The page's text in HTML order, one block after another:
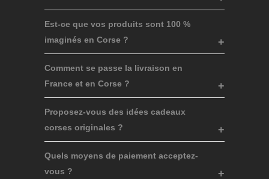
Est-ce que vos produits sont 100 %
imaginés en Corse ?
Comment se passe la livraison en
France et en Corse ?
Proposez-vous des idées cadeaux
corses originales ?
Quels moyens de paiement acceptez-
vous ?